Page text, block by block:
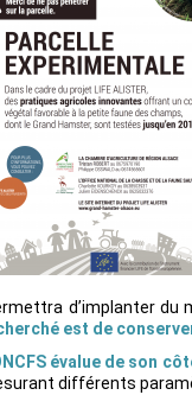
d’implanter du
est de
évalue de son
différents